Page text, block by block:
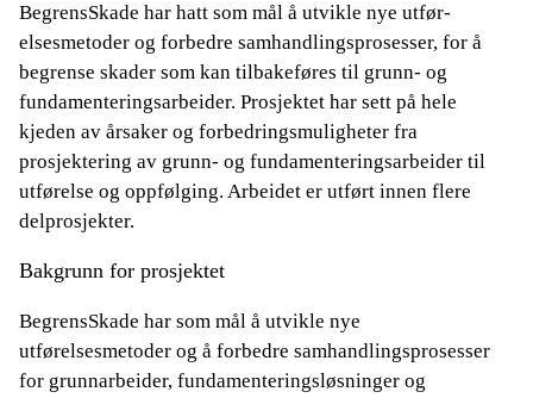
BegrensSkade har hatt som mål å utvikle nye utfør-
elsesmetoder og forbedre samhandlingsprosesser, for å
begrense skader som kan tilbakeføres til grunn- og
fundamenteringsarbeider. Prosjektet har sett på hele
kjeden av årsaker og forbedringsmuligheter fra
prosjektering av grunn- og fundamenteringsarbeider til
utførelse og oppfølging. Arbeidet er utført innen flere
delprosjekter.
Bakgrunn for prosjektet
BegrensSkade har som mål å utvikle nye
utførelsesmetoder og å forbedre samhandlingsprosesser
for grunnarbeider, fundamenteringsløsninger og